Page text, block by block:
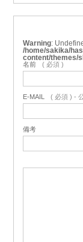
Warning :
/home/sakika/
content/themes/
名前 ( 必須 )
E-MAIL ( 必須 ) -
備考